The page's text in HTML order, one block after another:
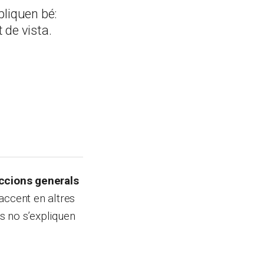
bé:
de vista.
generals
en altres
no s’expliquen